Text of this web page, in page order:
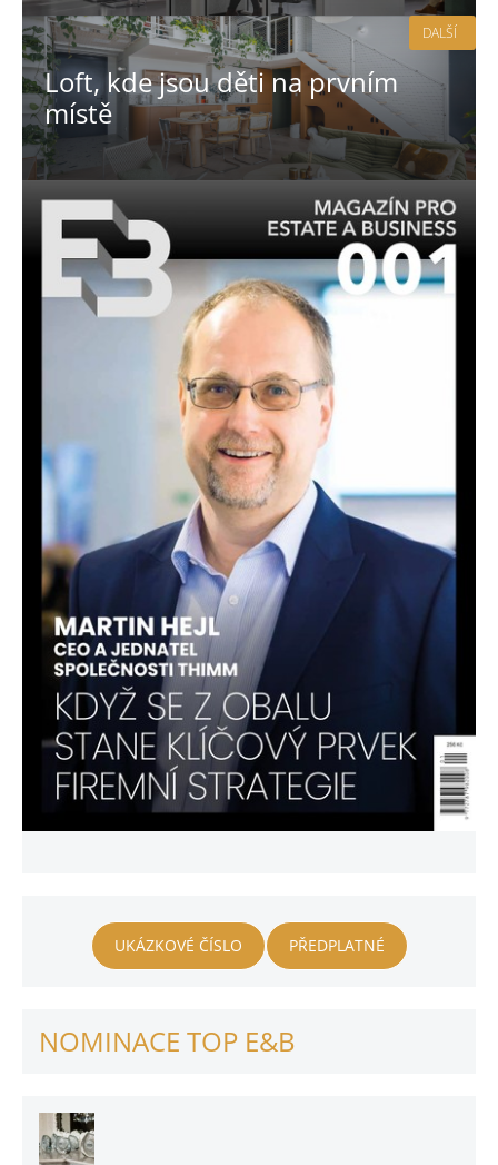
Loft, kde jsou děti na prvním
místě
DALŠÍ
UKÁZKOVÉ ČÍSLO PŘEDPLATNÉ
NOMINACE TOP E&B